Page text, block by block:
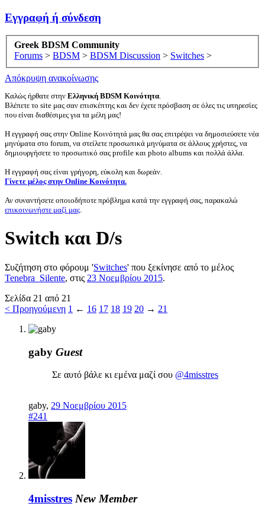
Εγγραφή ή σύνδεση
Greek BDSM Community
Forums > BDSM > BDSM Discussion > Switches >
Απόκρυψη ανακοίνωσης
Καλώς ήρθατε στην Ελληνική BDSM Κοινότητα.
Βλέπετε το site μας σαν επισκέπτης και δεν έχετε πρόσβαση σε όλες τις υπηρεσίες
που είναι διαθέσιμες για τα μέλη μας!
Η εγγραφή σας στην Online Κοινότητά μας θα σας επιτρέψει να δημοσιεύσετε νέα
μηνύματα στο forum, να στείλετε προσωπικά μηνύματα σε άλλους χρήστες, να
δημιουργήσετε το προσωπικό σας profile και photo albums και πολλά άλλα.
Η εγγραφή σας είναι γρήγορη, εύκολη και δωρεάν.
Γίνετε μέλος στην Online Κοινότητα.
Αν συναντήσετε οποιοδήποτε πρόβλημα κατά την εγγραφή σας, παρακαλώ
επικοινωνήστε μαζί μας.
Switch και D/s
Συζήτηση στο φόρουμ 'Switches' που ξεκίνησε από το μέλος
Tenebra_Silente, στις 23 Νοεμβρίου 2015.
Σελίδα 21 από 21
< Προηγούμενη 1 ← 16 17 18 19 20 → 21
gaby Guest
Σε αυτό βάλε κι εμένα μαζί σου @4misstres
gaby, 29 Νοεμβρίου 2015
#241
4misstres New Member